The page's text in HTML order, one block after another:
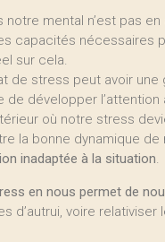
notre mental n’est pas
capacités nécessaires
sur cela.
de stress peut avoir une
de développer
où notre stress
la bonne dynamique
inadaptée à la situation.
en nous permet de
d’autrui, voire